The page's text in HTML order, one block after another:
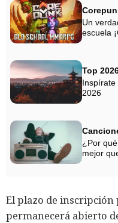
Un
escuela
Top
Inspírate
2026
¿Por
mejor
El plazo de inscripción
permanecerá abierto